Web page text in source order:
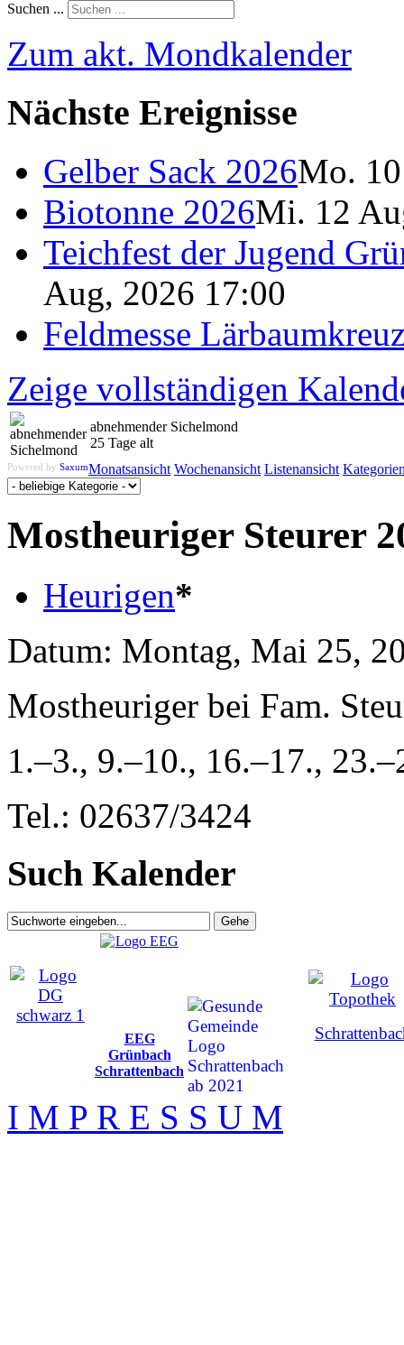
Suchen ...
Zum akt. Mondkalender
Nächste Ereignisse
Gelber Sack 2026Mo.
Biotonne 2026Mi. 12
Teichfest der Jugend
Aug, 2026 17:00
Feldmesse
Zeige vollständigen
abnehmender Sichelmond
25 Tage alt
Powered by SaxumMonatsansicht Wochenansicht Listenansicht
Mostheuriger Steurer
Heurigen*
Datum: Montag, Mai 25,
Mostheuriger bei Fam.
1.–3., 9.–10., 16.–17.,
Tel.: 02637/3424
Such Kalender
EEG
Grünbach
Schrattenbach
I M P R E S S U M